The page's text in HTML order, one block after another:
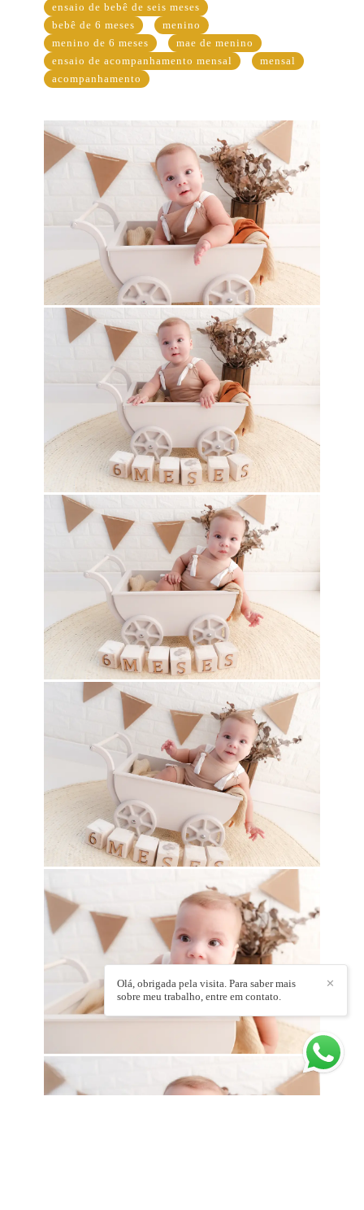
ensaio de bebê de seis meses
bebê de 6 meses
menino
menino de 6 meses
mae de menino
ensaio de acompanhamento mensal
mensal
acompanhamento
✕
Olá, obrigada pela visita. Para saber mais
sobre meu trabalho, entre em contato.